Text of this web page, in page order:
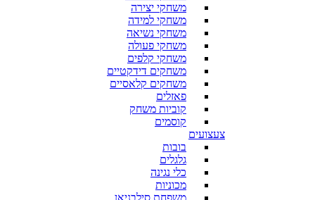
משחקי יצירה
משחקי למידה
משחקי נשיאה
משחקי פעולה
משחקי קלפים
משחקים דידקטיים
משחקים קלאסיים
פאזלים
קוביות משחק
קוסמים
צעצועים
בובות
גלגלים
כלי נגינה
מכוניות
משפחת סילבניאן